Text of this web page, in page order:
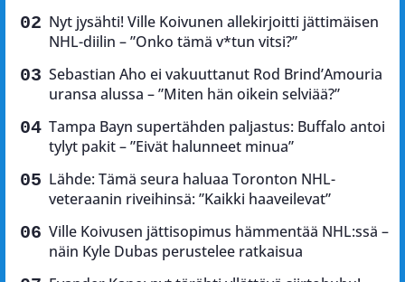
Nyt jysähti! Ville Koivunen allekirjoitti jättimäisen
NHL-diilin – ”Onko tämä v*tun vitsi?”
Sebastian Aho ei vakuuttanut Rod Brind’Amouria
uransa alussa – ”Miten hän oikein selviää?”
Tampa Bayn supertähden paljastus: Buffalo antoi
tylyt pakit – ”Eivät halunneet minua”
Lähde: Tämä seura haluaa Toronton NHL-
veteraanin riveihinsä: ”Kaikki haaveilevat”
Ville Koivusen jättisopimus hämmentää NHL:ssä –
näin Kyle Dubas perustelee ratkaisua